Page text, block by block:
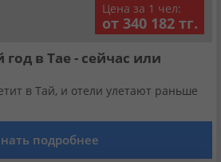
Цена за 1 чел:
от 340 182 тг.
в Тае - сейчас или
в Тай, и отели улетают раньше
подробнее